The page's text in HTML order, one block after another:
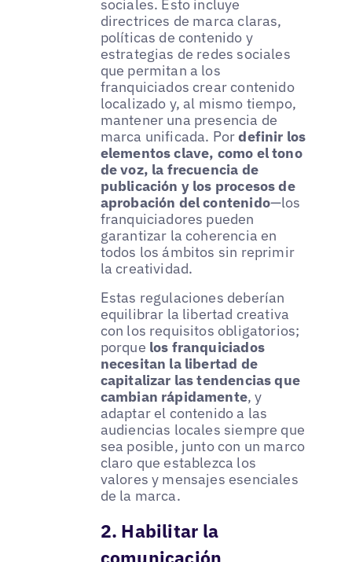
sociales. Esto incluye
directrices de marca claras,
políticas de contenido y
estrategias de redes sociales
que permitan a los
franquiciados crear contenido
localizado y, al mismo tiempo,
mantener una presencia de
marca unificada. Pordefinir los
elementos clave, como el tono
de voz, la frecuencia de
publicación y los procesos de
aprobación del contenido—los
franquiciadores pueden
garantizar la coherencia en
todos los ámbitos sin reprimir
la creatividad.
Estas regulaciones deberían
equilibrar la libertad creativa
con los requisitos obligatorios;
porque los franquiciados
necesitan la libertad de
capitalizar las tendencias que
cambian rápidamente, y
adaptar el contenido a las
audiencias locales siempre que
sea posible, junto con un marco
claro que establezca los
valores y mensajes esenciales
de la marca.
2. Habilitar la